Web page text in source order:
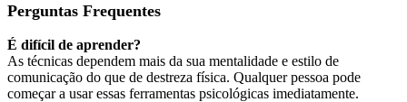
Perguntas Frequentes
É difícil de aprender?
As técnicas dependem mais da sua mentalidade e estilo de
comunicação do que de destreza física. Qualquer pessoa pode
começar a usar essas ferramentas psicológicas imediatamente.